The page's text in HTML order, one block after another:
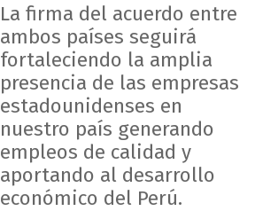
La firma del acuerdo entre
ambos países seguirá
fortaleciendo la amplia
presencia de las empresas
estadounidenses en
nuestro país generando
empleos de calidad y
aportando al desarrollo
económico del Perú.